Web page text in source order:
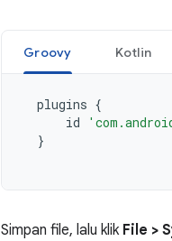
Groovy Kotlin
plugins {
id
}
Simpan file, lalu klik File >